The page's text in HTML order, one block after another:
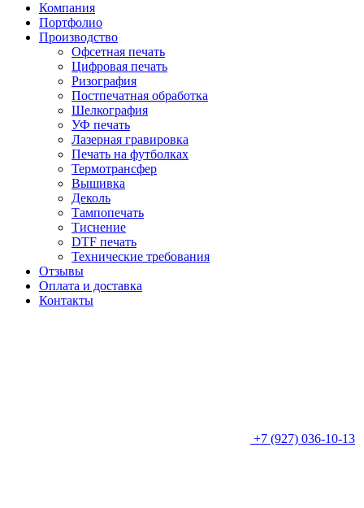
Компания
Портфолио
Производство
Офсетная печать
Цифровая печать
Ризография
Постпечатная обработка
Шелкография
УФ печать
Лазерная гравировка
Печать на футболках
Термотрансфер
Вышивка
Деколь
Тампопечать
Тиснение
DTF печать
Технические требования
Отзывы
Оплата и доставка
Контакты
+7 (927) 036-10-13